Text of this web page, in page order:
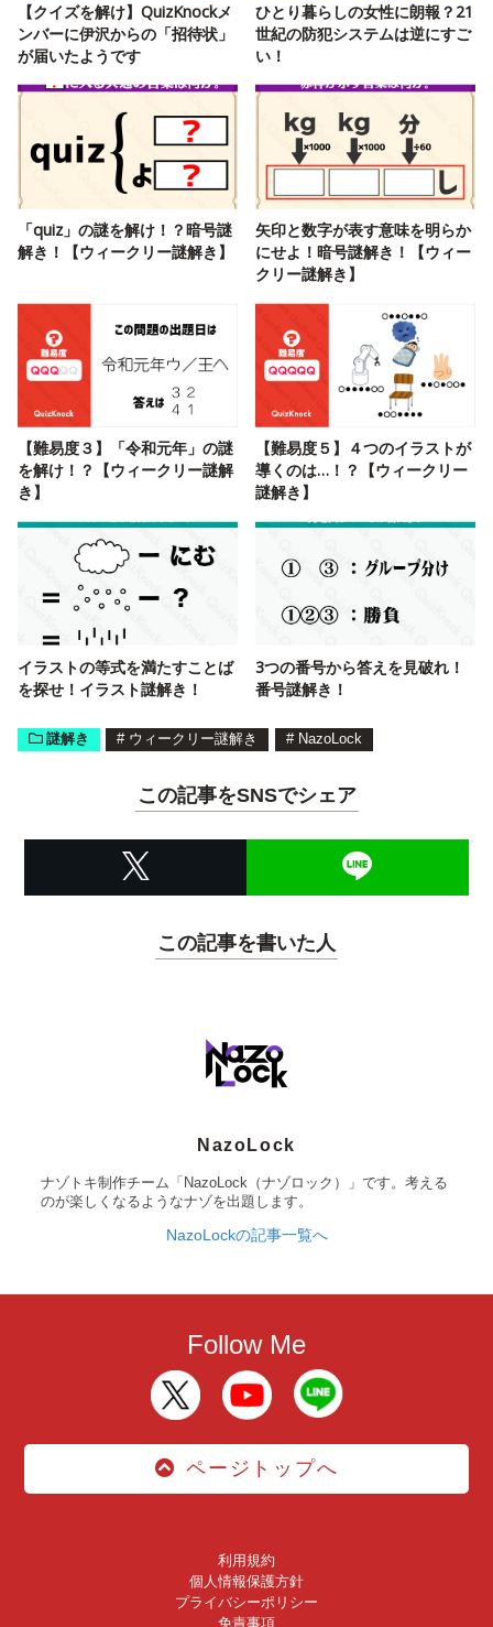
【クイズを解け】QuizKnockメ
ンバーに伊沢からの「招待状」
が届いたようです
ひとり暮らしの女性に朗報？21
世紀の防犯システムは逆にすご
い！
「quiz」の謎を解け！？暗号謎
解き！【ウィークリー謎解き】
矢印と数字が表す意味を明らか
にせよ！暗号謎解き！【ウィー
クリー謎解き】
【難易度３】「令和元年」の謎
を解け！？【ウィークリー謎解
き】
【難易度５】４つのイラストが
導くのは…！？【ウィークリー
謎解き】
イラストの等式を満たすことば
を探せ！イラスト謎解き！
3つの番号から答えを見破れ！
番号謎解き！
謎解き # ウィークリー謎解き # NazoLock
この記事をSNSでシェア
この記事を書いた人
NazoLock
ナゾトキ制作チーム「NazoLock（ナゾロック）」です。考える
のが楽しくなるようなナゾを出題します。
NazoLockの記事一覧へ
Follow Me
ページトップへ
利用規約
個人情報保護方針
プライバシーポリシー
免責事項